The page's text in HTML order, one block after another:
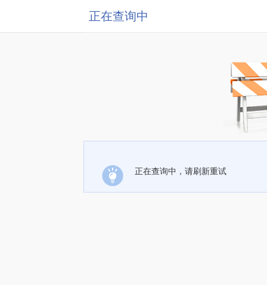
正在查询中
正在查询中，请刷新重试